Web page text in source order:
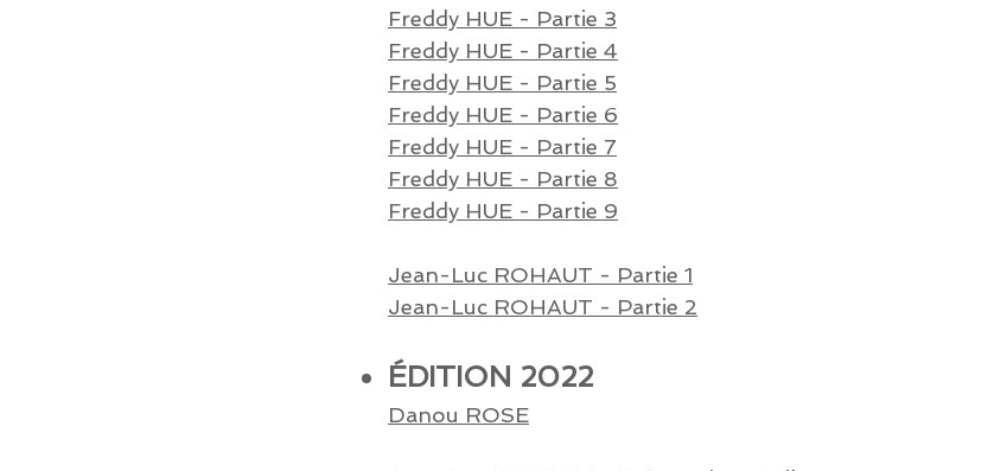
Freddy HUE - Partie 3
Freddy HUE - Partie 4
Freddy HUE - Partie 5
Freddy HUE - Partie 6
Freddy HUE - Partie 7
Freddy HUE - Partie 8
Freddy HUE - Partie 9
Jean-Luc ROHAUT - Partie 1
Jean-Luc ROHAUT - Partie 2
ÉDITION 2022
Danou ROSE